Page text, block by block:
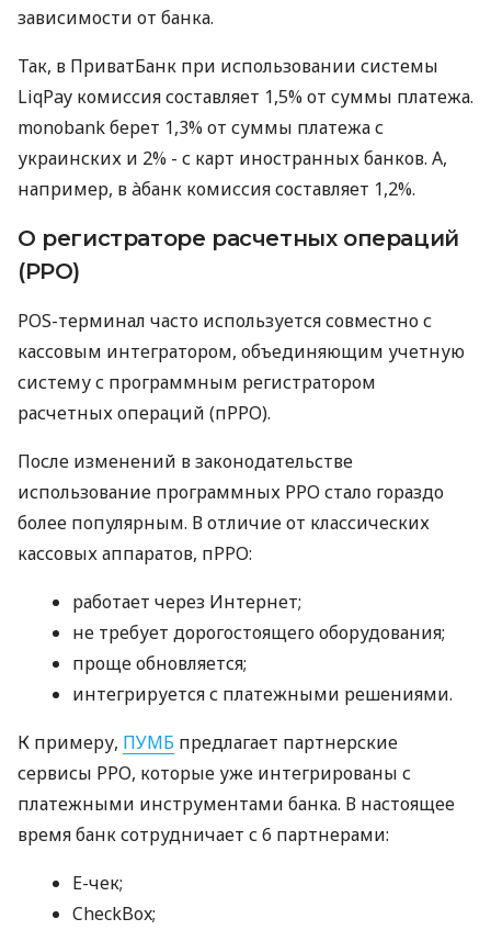
зависимости от банка.
Так, в ПриватБанк при использовании системы
LiqPay комиссия составляет 1,5% от суммы платежа.
monobank берет 1,3% от суммы платежа с
украинских и 2% - с карт иностранных банков. А,
например, в àбанк комиссия составляет 1,2%.
О регистраторе расчетных операций
(РРО)
POS-терминал часто используется совместно с
кассовым интегратором, объединяющим учетную
систему с программным регистратором
расчетных операций (пРРО).
После изменений в законодательстве
использование программных РРО стало гораздо
более популярным. В отличие от классических
кассовых аппаратов, пРРО:
работает через Интернет;
не требует дорогостоящего оборудования;
проще обновляется;
интегрируется с платежными решениями.
К примеру, ПУМБ предлагает партнерские
сервисы РРО, которые уже интегрированы с
платежными инструментами банка. В настоящее
время банк сотрудничает с 6 партнерами:
E-чек;
CheckBox;